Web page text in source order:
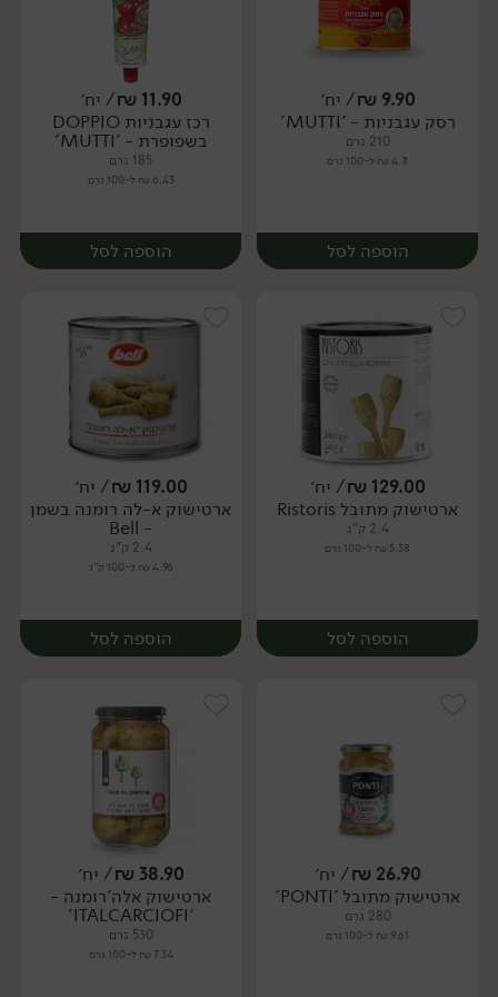
יח׳ יח׳
9.90
₪/ יח׳
רסק עגבניות - 'MUTTI'
210 גרם
4.71 ₪ ל-100 גרם
הוספה לסל
יח׳
11.90
₪/ יח׳
רכז עגבניות DOPPIO
בשפופרת - 'MUTTI'
185 גרם
6.43 ₪ ל-100 גרם
הוספה לסל
יח׳
129.00
₪/ יח׳
ארטישוק מתובל Ristoris
2.4 ק"ג
5.38 ₪ ל-100 גרם
הוספה לסל
יח׳
119.00
₪/ יח׳
ארטישוק א-לה רומנה בשמן
- Bell
2.4 ק"ג
4.96 ₪ ל-100 ק"ג
הוספה לסל
יח׳
26.90
₪/ יח׳
ארטישוק מתובל 'PONTI'
280 גרם
9.61 ₪ ל-100 גרם
38.90
₪/ יח׳
ארטישוק אלה'רומנה -
'ITALCARCIOFI'
530 גרם
7.34 ₪ ל-100 גרם